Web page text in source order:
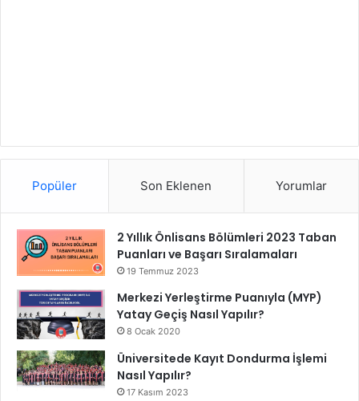
Popüler Son Eklenen Yorumlar
2 Yıllık Önlisans Bölümleri 2023 Taban
Puanları ve Başarı Sıralamaları
19 Temmuz 2023
Merkezi Yerleştirme Puanıyla (MYP)
Yatay Geçiş Nasıl Yapılır?
8 Ocak 2020
Üniversitede Kayıt Dondurma İşlemi
Nasıl Yapılır?
17 Kasım 2023